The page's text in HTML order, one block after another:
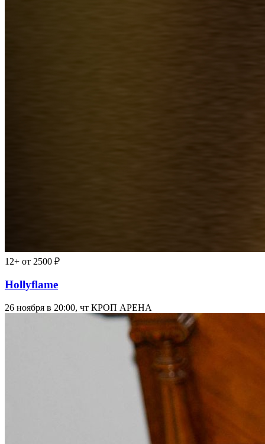
12+ от 2500 ₽
Hollyflame
26 ноября в 20:00, чт КРОП АРЕНА